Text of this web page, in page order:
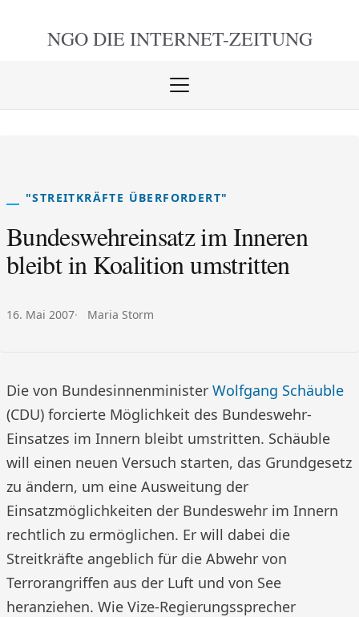
NGO DIE INTERNET-ZEITUNG
Menü
"STREITKRÄFTE ÜBERFORDERT"
Bundeswehreinsatz im Inneren
bleibt in Koalition umstritten
Veröffentlicht am:
16. Mai 2007 Autor:
Maria Storm
Die von Bundesinnenminister Wolfgang Schäuble
(CDU) forcierte Möglichkeit des Bundeswehr-
Einsatzes im Innern bleibt umstritten. Schäuble
will einen neuen Versuch starten, das Grundgesetz
zu ändern, um eine Ausweitung der
Einsatzmöglichkeiten der Bundeswehr im Innern
rechtlich zu ermöglichen. Er will dabei die
Streitkräfte angeblich für die Abwehr von
Terrorangriffen aus der Luft und von See
heranziehen. Wie Vize-Regierungssprecher